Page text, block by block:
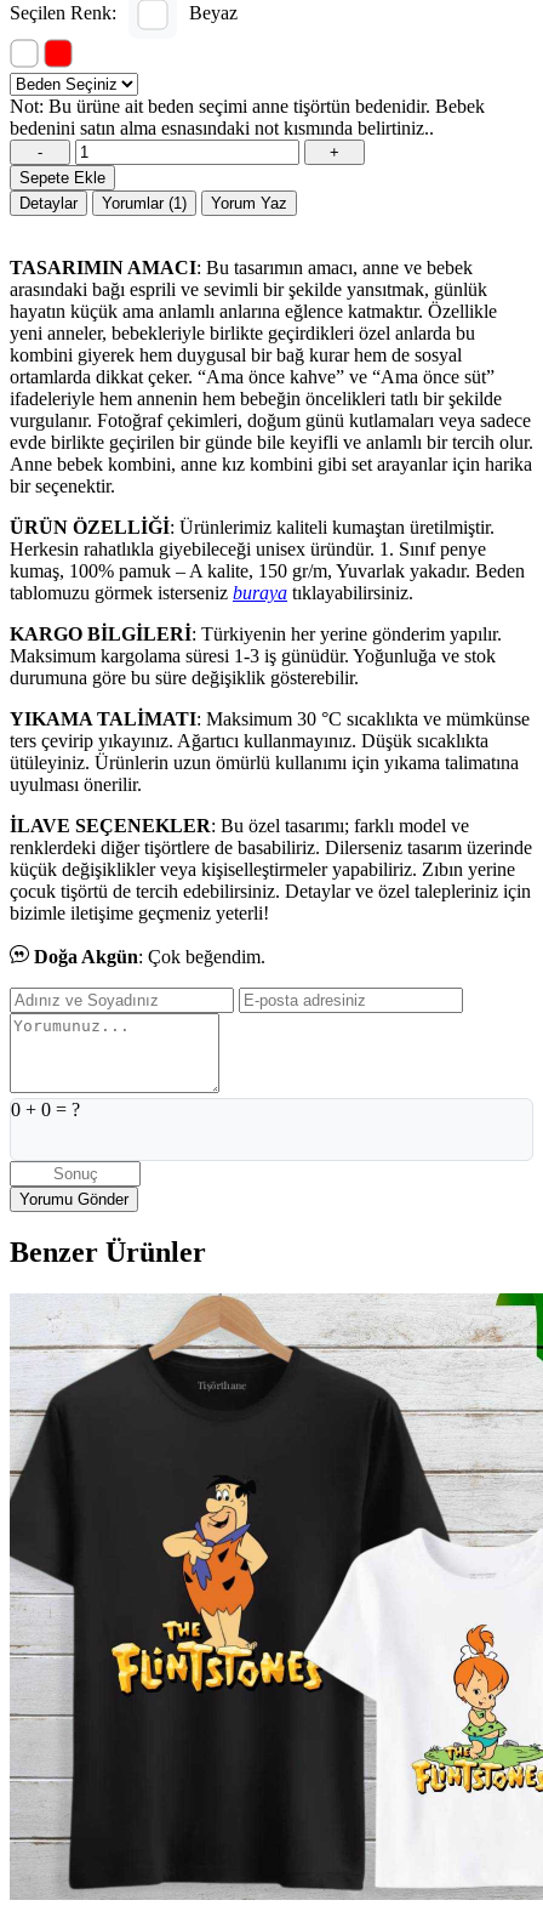
Seçilen Renk:
Beyaz
Not: Bu ürüne ait beden seçimi anne tişörtün bedenidir. Bebek
bedenini satın alma esnasındaki not kısmında belirtiniz..
-
+
Sepete Ekle
Detaylar
Yorumlar (1) Yorum Yaz
TASARIMIN AMACI: Bu tasarımın amacı, anne ve bebek
arasındaki bağı esprili ve sevimli bir şekilde yansıtmak, günlük
hayatın küçük ama anlamlı anlarına eğlence katmaktır. Özellikle
yeni anneler, bebekleriyle birlikte geçirdikleri özel anlarda bu
kombini giyerek hem duygusal bir bağ kurar hem de sosyal
ortamlarda dikkat çeker. “Ama önce kahve” ve “Ama önce süt”
ifadeleriyle hem annenin hem bebeğin öncelikleri tatlı bir şekilde
vurgulanır. Fotoğraf çekimleri, doğum günü kutlamaları veya sadece
evde birlikte geçirilen bir günde bile keyifli ve anlamlı bir tercih olur.
Anne bebek kombini, anne kız kombini gibi set arayanlar için harika
bir seçenektir.
ÜRÜN ÖZELLİĞİ: Ürünlerimiz kaliteli kumaştan üretilmiştir.
Herkesin rahatlıkla giyebileceği unisex üründür. 1. Sınıf penye
kumaş, 100% pamuk – A kalite, 150 gr/m, Yuvarlak yakadır. Beden
tablomuzu görmek isterseniz buraya tıklayabilirsiniz.
KARGO BİLGİLERİ: Türkiyenin her yerine gönderim yapılır.
Maksimum kargolama süresi 1-3 iş günüdür. Yoğunluğa ve stok
durumuna göre bu süre değişiklik gösterebilir.
YIKAMA TALİMATI: Maksimum 30 °C sıcaklıkta ve mümkünse
ters çevirip yıkayınız. Ağartıcı kullanmayınız. Düşük sıcaklıkta
ütüleyiniz. Ürünlerin uzun ömürlü kullanımı için yıkama talimatına
uyulması önerilir.
İLAVE SEÇENEKLER: Bu özel tasarımı; farklı model ve
renklerdeki diğer tişörtlere de basabiliriz. Dilerseniz tasarım üzerinde
küçük değişiklikler veya kişiselleştirmeler yapabiliriz. Zıbın yerine
çocuk tişörtü de tercih edebilirsiniz. Detaylar ve özel talepleriniz için
bizimle iletişime geçmeniz yeterli!
Doğa Akgün: Çok beğendim.
0 + 0 = ?
Benzer Ürünler